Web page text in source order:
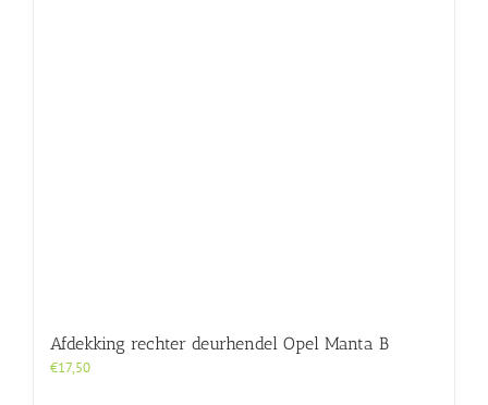
Afdekking rechter deurhendel Opel Manta B
€17,50